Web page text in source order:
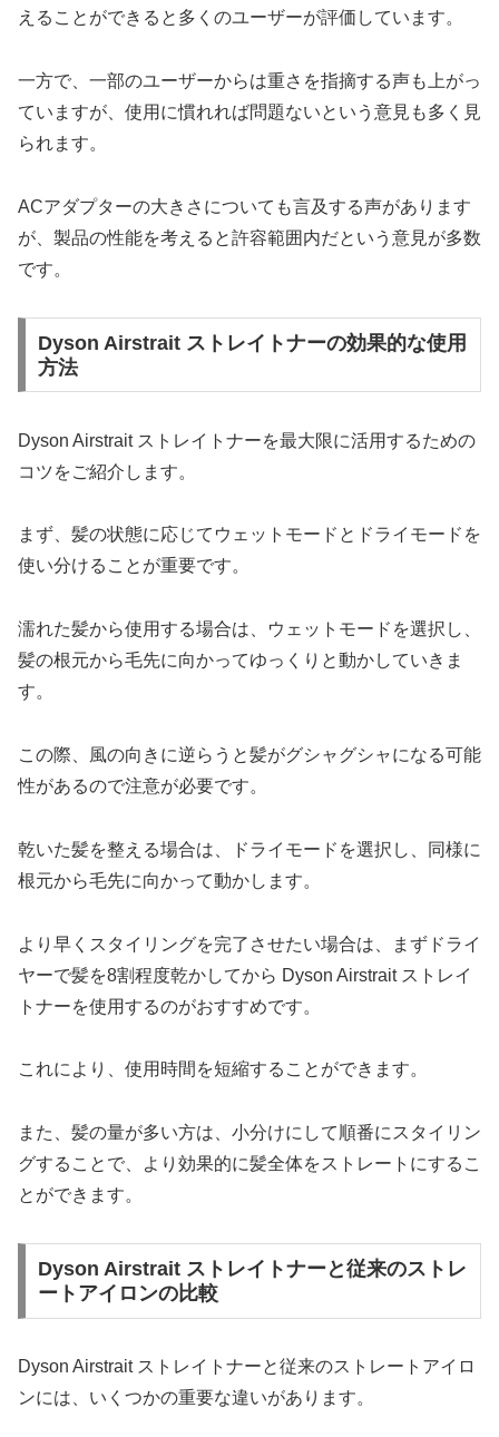
えることができると多くのユーザーが評価しています。
一方で、一部のユーザーからは重さを指摘する声も上がっ
ていますが、使用に慣れれば問題ないという意見も多く見
られます。
ACアダプターの大きさについても言及する声があります
が、製品の性能を考えると許容範囲内だという意見が多数
です。
Dyson Airstrait ストレイトナーの効果的な使用
方法
Dyson Airstrait ストレイトナーを最大限に活用するための
コツをご紹介します。
まず、髪の状態に応じてウェットモードとドライモードを
使い分けることが重要です。
濡れた髪から使用する場合は、ウェットモードを選択し、
髪の根元から毛先に向かってゆっくりと動かしていきま
す。
この際、風の向きに逆らうと髪がグシャグシャになる可能
性があるので注意が必要です。
乾いた髪を整える場合は、ドライモードを選択し、同様に
根元から毛先に向かって動かします。
より早くスタイリングを完了させたい場合は、まずドライ
ヤーで髪を8割程度乾かしてから Dyson Airstrait ストレイ
トナーを使用するのがおすすめです。
これにより、使用時間を短縮することができます。
また、髪の量が多い方は、小分けにして順番にスタイリン
グすることで、より効果的に髪全体をストレートにするこ
とができます。
Dyson Airstrait ストレイトナーと従来のストレ
ートアイロンの比較
Dyson Airstrait ストレイトナーと従来のストレートアイロ
ンには、いくつかの重要な違いがあります。